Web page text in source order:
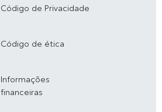
Código de Privacidade
Código de ética
Informações
financeiras